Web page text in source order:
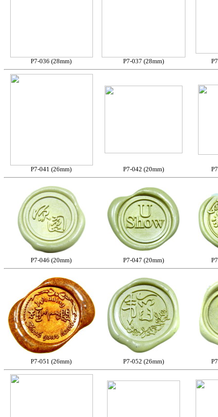
P7-036 (28mm) P7-037 (28mm)
P7-041 (26mm) P7-042 (20mm)
P7-046 (20mm) P7-047 (20mm)
P7-051 (26mm) P7-052 (26mm)